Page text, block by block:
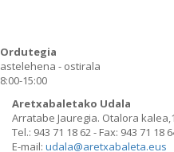
Aretxabaletako Udala
Arratabe Jauregia. Otalora kalea,1
Tel.: 943 71 18 62 - Fax: 943 71 18
E-mail: udala@aretxabaleta.eus
Ordutegia
astelehena - ostirala
8:00-15:00